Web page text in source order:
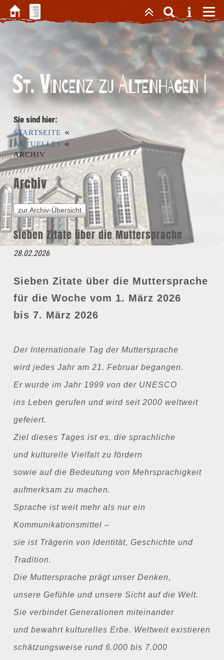
St. Vincenz zu Altenhagen I
Sie sind hier:
STARTSEITE «
AKTUELLES «
ARCHIV
Archiv
zur Archiv-Übersicht
Sieben Zitate über die Muttersprache
28.02.2026
Sieben Zitate über die Muttersprache
für die Woche vom 1. März 2026
bis 7. März 2026
Der Internationale Tag der Muttersprache
wird jedes Jahr am 21. Februar begangen.
Er wurde im Jahr 1999 von der UNESCO
ins Leben gerufen und wird seit 2000 weltweit
gefeiert.
Ziel dieses Tages ist es, die sprachliche
und kulturelle Vielfalt zu fördern
sowie auf die Bedeutung von Mehrsprachigkeit
aufmerksam zu machen.
Sprache ist weit mehr als nur ein
Kommunikationsmittel –
sie ist Trägerin von Identität, Geschichte und
Tradition.
Die Muttersprache prägt unser Denken,
unsere Gefühle und unsere Sicht auf die Welt.
Sie verbindet Generationen miteinander
und bewahrt kulturelles Erbe. Weltweit existieren
schätzungsweise rund 6.000 bis 7.000